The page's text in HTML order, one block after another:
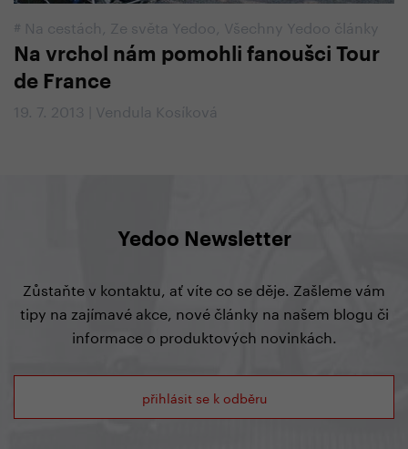
# Na cestách Ze světa Yedoo Všechny Yedoo články
Na vrchol nám pomohli fanoušci Tour
de France
19. 7. 2013 | Vendula Kosíková
Yedoo Newsletter
Zůstaňte v kontaktu, ať víte co se děje. Zašleme vám
tipy na zajímavé akce, nové články na našem blogu či
informace o produktových novinkách.
přihlásit se k odběru